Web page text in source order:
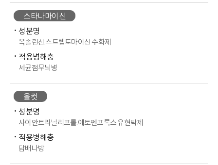
스타나마이신
성분명
옥솔린산.스트렙토마이신 수화제
적용병해충
세균점무늬병
올컷
성분명
사이안트라닐리프롤.에토펜프록스 유현탁제
적용병해충
담배나방